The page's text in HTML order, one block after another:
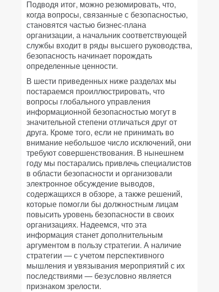
Подводя итог, можно резюмировать, что,
когда вопросы, связанные с безопасностью,
становятся частью бизнес-плана
организации, а начальник соответствующей
службы входит в ряды высшего руководства,
безопасность начинает порождать
определенные ценности.
В шести приведенных ниже разделах мы
постараемся проиллюстрировать, что
вопросы глобального управления
информационной безопасностью могут в
значительной степени отличаться друг от
друга. Кроме того, если не принимать во
внимание небольшое число исключений, они
требуют совершенствования. В нынешнем
году мы постарались привлечь специалистов
в области безопасности и организовали
электронное обсуждение выводов,
содержащихся в обзоре, а также решений,
которые помогли бы должностным лицам
повысить уровень безопасности в своих
организациях. Надеемся, что эта
информация станет дополнительным
аргументом в пользу стратегии. А наличие
стратегии — с учетом перспективного
мышления и увязывания мероприятий с их
последствиями — безусловно является
признаком зрелости.